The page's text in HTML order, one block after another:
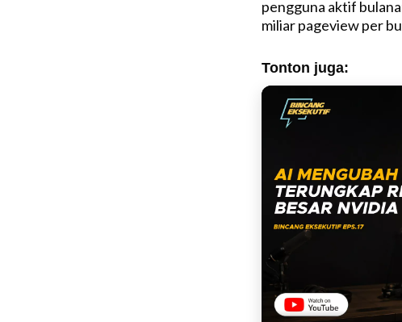
pengguna aktif
miliar pageview per
Tonton juga: